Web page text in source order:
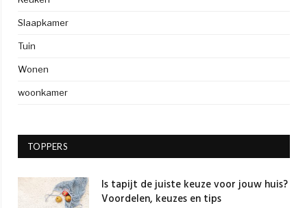
Slaapkamer
Tuin
Wonen
woonkamer
TOPPERS
Is tapijt de juiste keuze voor jouw huis?
Voordelen, keuzes en tips